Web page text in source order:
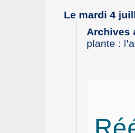
Le mardi 4
Archives
plante :